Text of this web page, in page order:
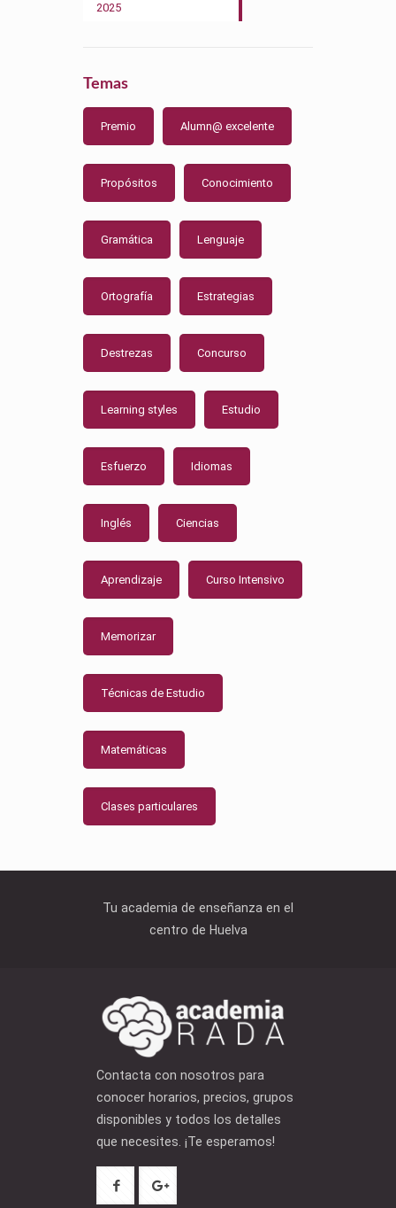
2025
Temas
Premio Alumn@ excelente
Propósitos Conocimiento
Gramática Lenguaje
Ortografía Estrategias
Destrezas Concurso
Learning styles Estudio
Esfuerzo Idiomas
Inglés Ciencias
Aprendizaje Curso Intensivo
Memorizar
Técnicas de Estudio
Matemáticas
Clases particulares
Tu academia de enseñanza en el
centro de Huelva
Contacta con nosotros para
conocer horarios, precios, grupos
disponibles y todos los detalles
que necesites. ¡Te esperamos!